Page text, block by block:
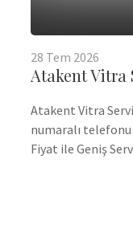
28 Tem 2026
Atakent Vitra
Atakent Vitra
numaralı
Fiyat ile Geniş